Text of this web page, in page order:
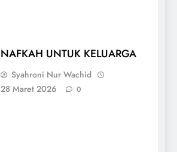
NAFKAH UNTUK KELUARGA
Syahroni Nur Wachid
28 Maret 2026
0